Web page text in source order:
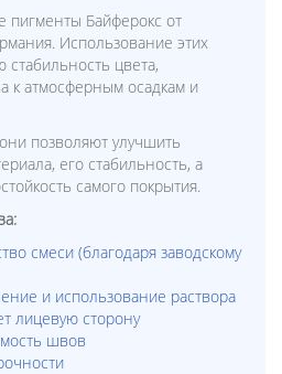
Байферокс от
Использование этих
стабильность цвета,
к атмосферным осадкам и
позволяют улучшить
его стабильность, а
самого покрытия.
смеси (благодаря заводскому
и использование раствора
лицевую сторону
швов